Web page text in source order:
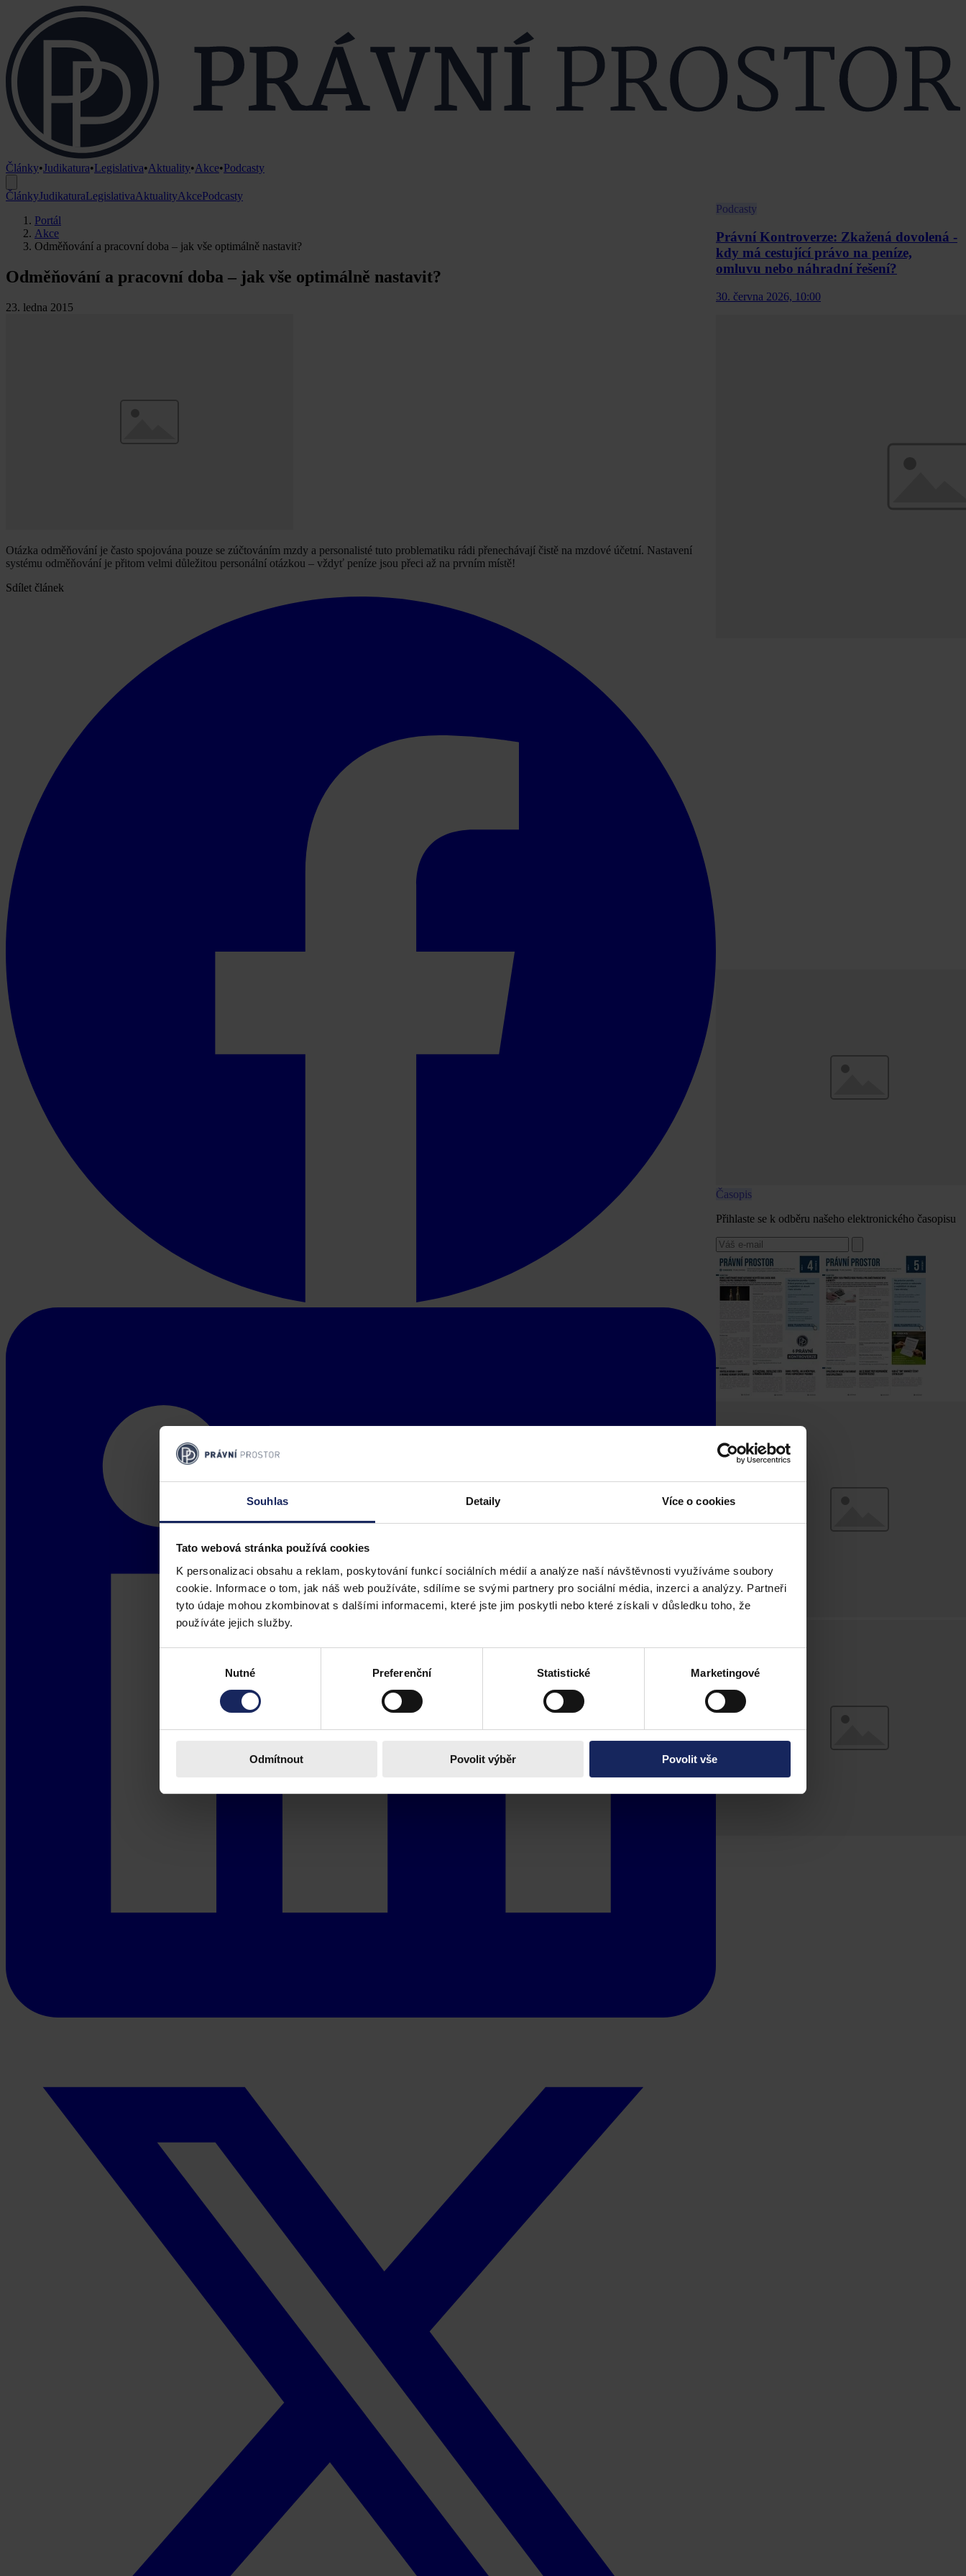
Souhlas Detaily Více o cookies
Tato webová stránka používá cookies
K personalizaci obsahu a reklam, poskytování funkcí sociálních médií a analýze naší návštěvnosti využíváme soubory
cookie. Informace o tom, jak náš web používáte, sdílíme se svými partnery pro sociální média, inzerci a analýzy. Partneři
tyto údaje mohou zkombinovat s dalšími informacemi, které jste jim poskytli nebo které získali v důsledku toho, že
používáte jejich služby.
Nutné Preferenční Statistické Marketingové
Odmítnout Povolit výběr Povolit vše
Články•Judikatura•Legislativa•Aktuality•Akce•Podcasty
ČlánkyJudikaturaLegislativaAktualityAkcePodcasty
Portál
Akce
Odměňování a pracovní doba – jak vše optimálně nastavit?
Odměňování a pracovní doba – jak vše optimálně nastavit?
23. ledna 2015
Otázka odměňování je často spojována pouze se zúčtováním mzdy a personalisté tuto problematiku rádi přenechávají čistě na mzdové účetní. Nastavení
systému odměňování je přitom velmi důležitou personální otázkou – vždyť peníze jsou přeci až na prvním místě!
Sdílet článek
Podcasty
Právní Kontroverze: Zkažená dovolená -
kdy má cestující právo na peníze,
omluvu nebo náhradní řešení?
30. června 2026, 10:00
Časopis
Přihlaste se k odběru našeho elektronického časopisu